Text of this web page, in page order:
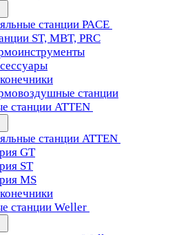
станции PACE
ST, MBT, PRC
станции
станции ATTEN
станции ATTEN
GT
ST
MS
станции Weller